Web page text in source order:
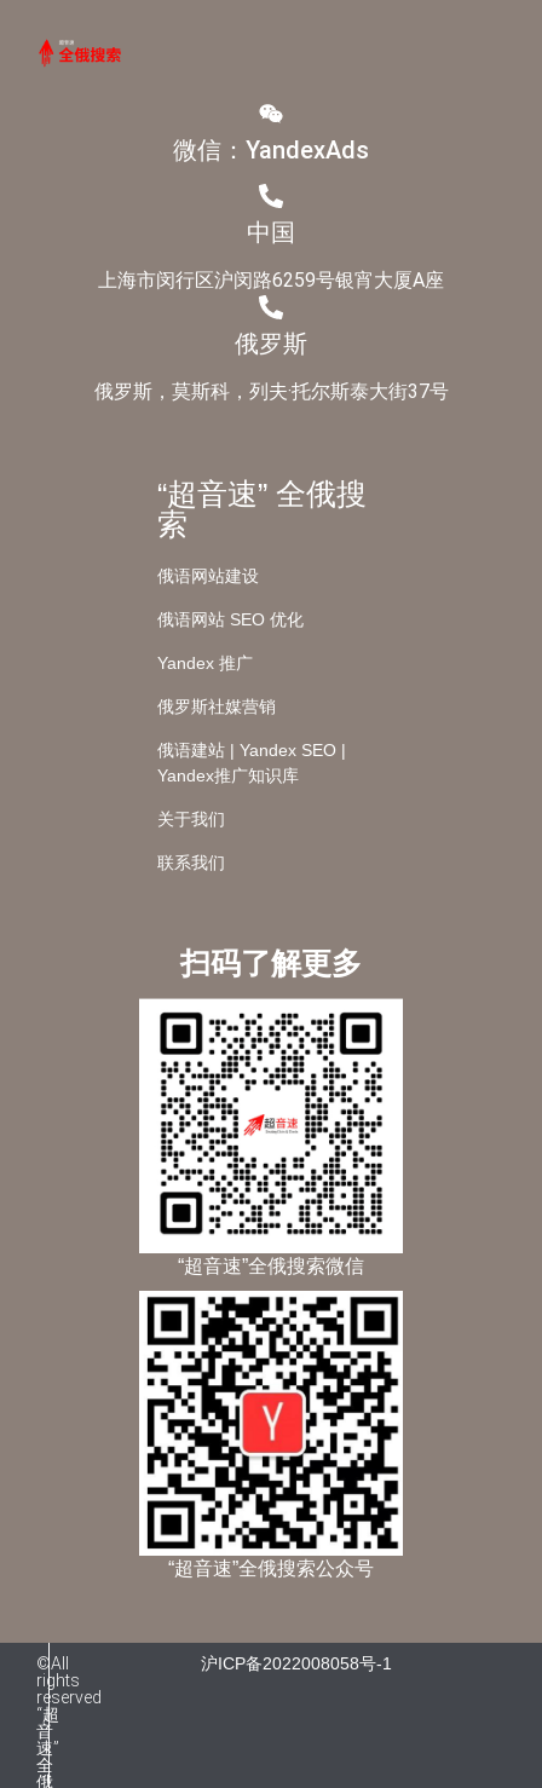
微信：YandexAds
中国
上海市闵行区沪闵路6259号银宵大厦A座
俄罗斯
俄罗斯，莫斯科，列夫·托尔斯泰大街37号
“超音速” 全俄搜
索
俄语网站建设
俄语网站 SEO 优化
Yandex 推广
俄罗斯社媒营销
俄语建站 | Yandex SEO |
Yandex推广知识库
关于我们
联系我们
扫码了解更多
“超音速”全俄搜索微信
“超音速”全俄搜索公众号
©All
rights
reserved
“超
音
速”
全
俄
沪ICP备2022008058号-1